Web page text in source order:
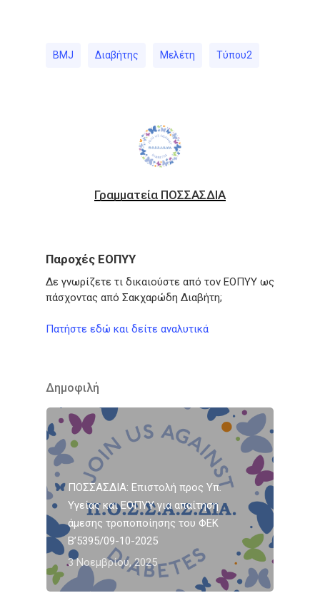
BMJ Διαβήτης Μελέτη Τύπου2
Γραμματεία ΠΟΣΣΑΣΔΙΑ
Παροχές ΕΟΠΥΥ
Δε γνωρίζετε τι δικαιούστε από τον ΕΟΠΥΥ ως
πάσχοντας από Σακχαρώδη Διαβήτη;
Πατήστε εδώ και δείτε αναλυτικά
Δημοφιλή
ΠΟΣΣΑΣΔΙΑ: Επιστολή προς Υπ.
Υγείας και ΕΟΠΥΥ για απαίτηση
άμεσης τροποποίησης του ΦΕΚ
Β’5395/09-10-2025
3 Νοεμβρίου, 2025